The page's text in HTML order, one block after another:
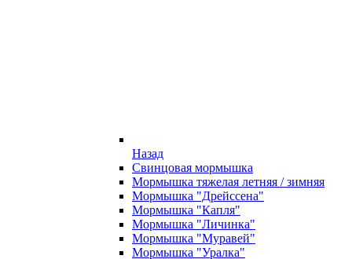
Назад
Свинцовая мормышка
Мормышка тяжелая летняя / зимняя
Мормышка "Дрейссена"
Мормышка "Капля"
Мормышка "Личинка"
Мормышка "Муравей"
Мормышка "Уралка"